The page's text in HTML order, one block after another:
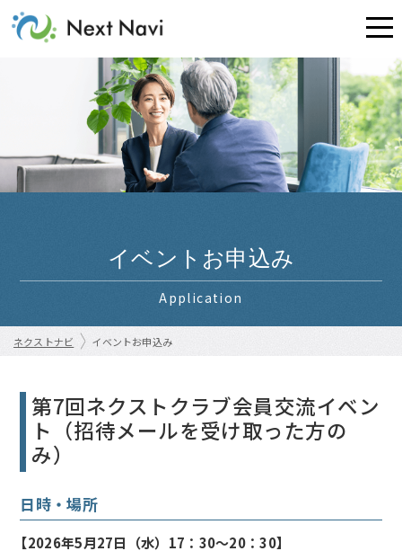
イベントお申込み
Application
ネクストナビ イベントお申込み
第7回ネクストクラブ会員交流イベン
ト（招待メールを受け取った方の
み）
日時・場所
【2026年5月27日（水）17：30～20：30】